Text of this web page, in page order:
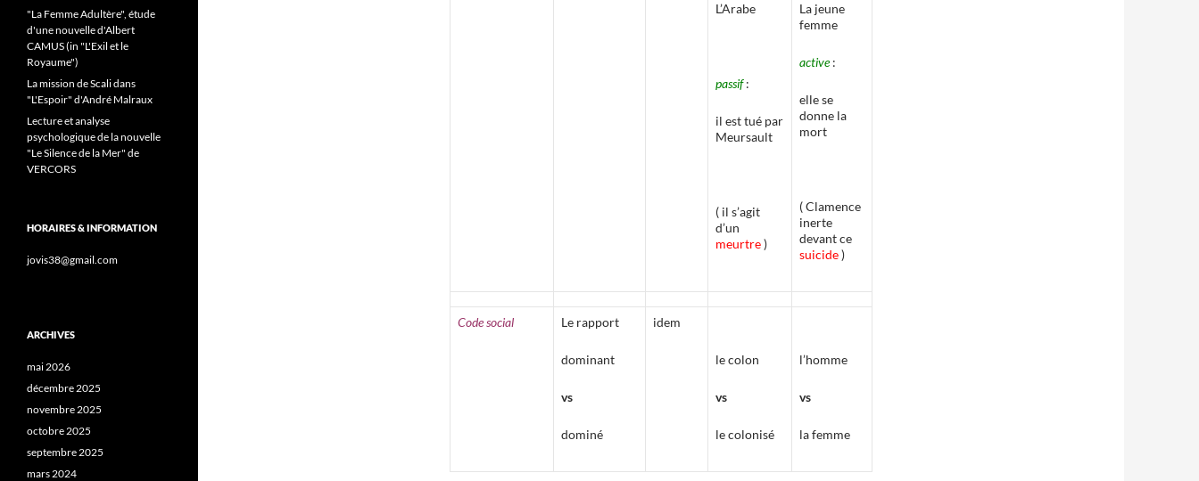
L’Arabe
passif :
il est tué par
Meursault
( il s’agit
d’un
meurtre)
La jeune
femme
active :
elle se
donne la
mort
( Clamence
inerte
devant ce
suicide)
Code social Le rapport
dominant
vs
dominé
idem
le colon
vs
le colonisé
l’homme
vs
la femme
"La Femme Adultère", étude
d'une nouvelle d'Albert
CAMUS (in "L'Exil et le
Royaume")
La mission de Scali dans
"L'Espoir" d'André Malraux
Lecture et analyse
psychologique de la nouvelle
"Le Silence de la Mer" de
VERCORS
HORAIRES & INFORMATION
jovis38@gmail.com
ARCHIVES
mai 2026
décembre 2025
novembre 2025
octobre 2025
septembre 2025
mars 2024